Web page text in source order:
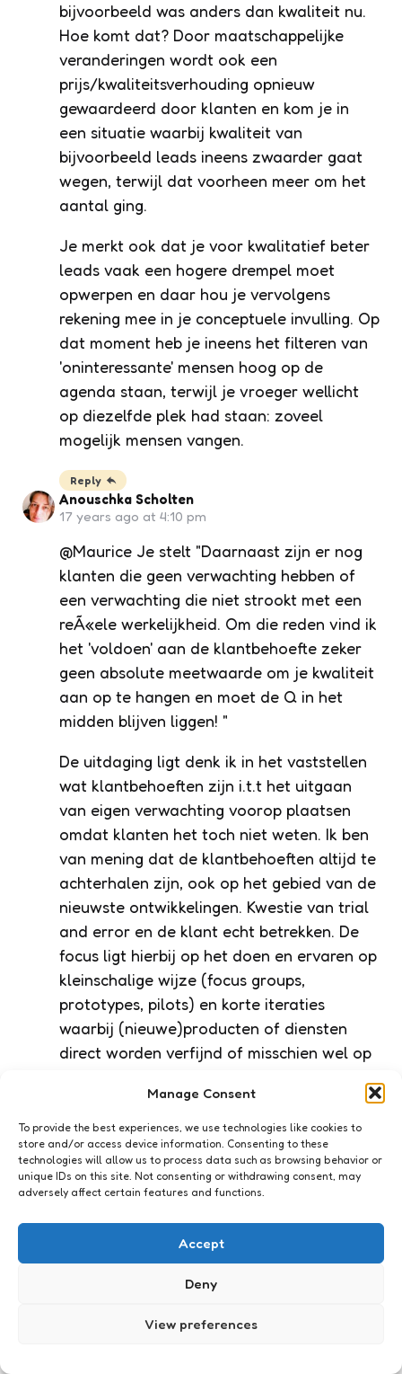
Manage Consent
To provide the best experiences, we use technologies like cookies to
store and/or access device information. Consenting to these
technologies will allow us to process data such as browsing behavior or
unique IDs on this site. Not consenting or withdrawing consent, may
adversely affect certain features and functions.
Accept
Deny
View preferences
bijvoorbeeld was anders dan kwaliteit nu.
Hoe komt dat? Door maatschappelijke
veranderingen wordt ook een
prijs/kwaliteitsverhouding opnieuw
gewaardeerd door klanten en kom je in
een situatie waarbij kwaliteit van
bijvoorbeeld leads ineens zwaarder gaat
wegen, terwijl dat voorheen meer om het
aantal ging.
Je merkt ook dat je voor kwalitatief beter
leads vaak een hogere drempel moet
opwerpen en daar hou je vervolgens
rekening mee in je conceptuele invulling. Op
dat moment heb je ineens het filteren van
'oninteressante' mensen hoog op de
agenda staan, terwijl je vroeger wellicht
op diezelfde plek had staan: zoveel
mogelijk mensen vangen.
Reply
Anouschka Scholten
17 years ago at 4:10 pm
@Maurice Je stelt "Daarnaast zijn er nog
klanten die geen verwachting hebben of
een verwachting die niet strookt met een
reÃ«ele werkelijkheid. Om die reden vind ik
het 'voldoen' aan de klantbehoefte zeker
geen absolute meetwaarde om je kwaliteit
aan op te hangen en moet de Q in het
midden blijven liggen! "
De uitdaging ligt denk ik in het vaststellen
wat klantbehoeften zijn i.t.t het uitgaan
van eigen verwachting voorop plaatsen
omdat klanten het toch niet weten. Ik ben
van mening dat de klantbehoeften altijd te
achterhalen zijn, ook op het gebied van de
nieuwste ontwikkelingen. Kwestie van trial
and error en de klant echt betrekken. De
focus ligt hierbij op het doen en ervaren op
kleinschalige wijze (focus groups,
prototypes, pilots) en korte iteraties
waarbij (nieuwe)producten of diensten
direct worden verfijnd of misschien wel op
instantie bedacht.
Klantbehoeften veranderen nogal eens
door bijv. nieuwe technologische
mogelijkheden, concurrerende
met je product of dienst aantrekkelijk
blijven zul je de betrokkenheid echt
moeten creÃ«ren en kom je er denk ik niet
moet met minder winst ook genoegen